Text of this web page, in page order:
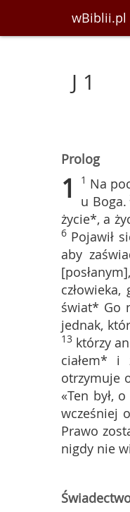
wBiblii.pl
J 1
Prolog
1 1 Na
u Boga.
życie*, a
6 Pojawił
aby
świat* Go
jednak,
13 którzy
ciałem* i
otrzymuje
«Ten był,
wcześniej
Prawo
nigdy nie